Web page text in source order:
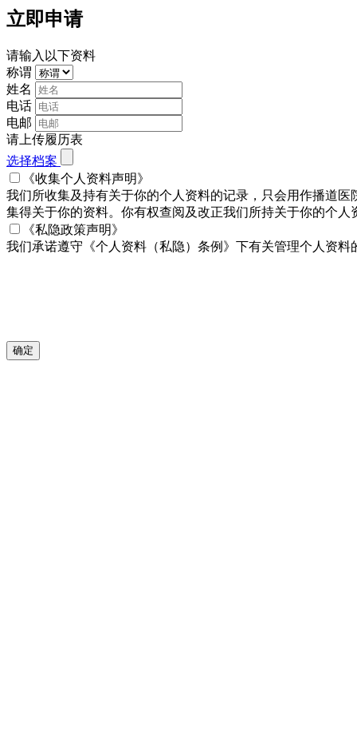
立即申请
请输入以下资料
称谓
姓名
电话
电邮
请上传履历表
选择档案
《收集个人资料声明》
我们所收集及持有关于你的个人资料的记录，只会用作播道
集得关于你的资料。你有权查阅及改正我们所持关于你的个
《私隐政策声明》
我们承诺遵守《个人资料（私隐）条例》下有关管理个人资
确定